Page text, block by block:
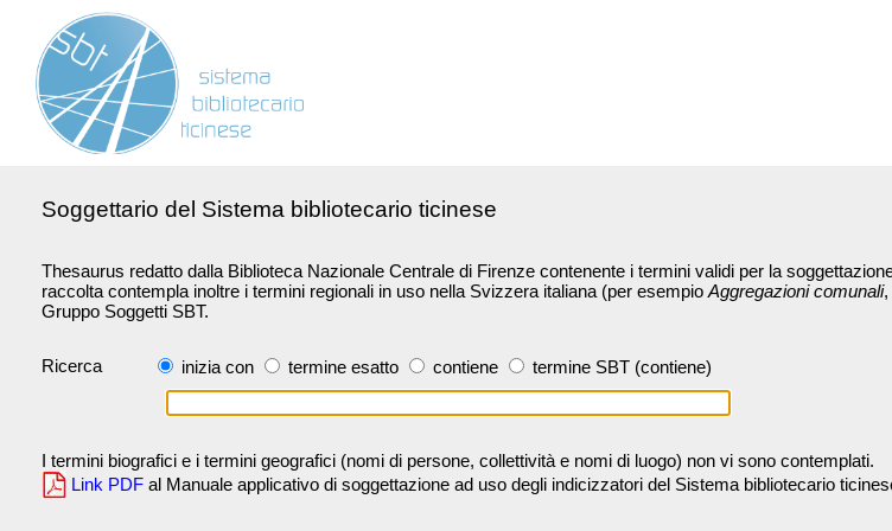
Soggettario del Sistema bibliotecario ticinese
Thesaurus redatto dalla Biblioteca Nazionale Centrale di Firenze contenente i termini validi per la
raccolta contempla inoltre i termini regionali in uso nella Svizzera italiana (per esempio Aggregazioni comunali,
Gruppo Soggetti SBT.
Ricerca inizia con termine esatto contiene termine SBT (contiene)
I termini biografici e i termini geografici (nomi di persone, collettività e nomi di luogo) non vi sono contemplati.
Link PDF al Manuale applicativo di soggettazione ad uso degli indicizzatori del Sistema bibliotecario